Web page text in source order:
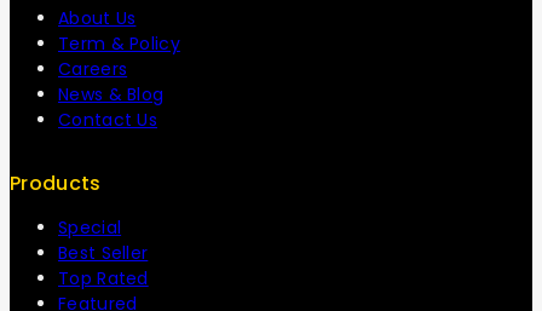
About Us
Term & Policy
Careers
News & Blog
Contact Us
Products
Special
Best Seller
Top Rated
Featured